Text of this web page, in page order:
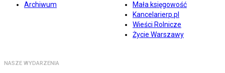
Archiwum
Mała księgowość
Kancelarierp.pl
Wieści Rolnicze
Życie Warszawy
NASZE WYDARZENIA